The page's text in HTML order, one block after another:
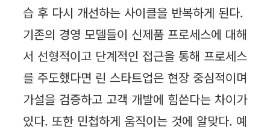
습 후 다시 개선하는 사이클을 반복하게 된다.
기존의 경영 모델들이 신제품 프로세스에 대해
서 선형적이고 단계적인 접근을 통해 프로세스
를 주도했다면 린 스타트업은 현장 중심적이며
가설을 검증하고 고객 개발에 힘쓴다는 차이가
있다. 또한 민첩하게 움직이는 것에 알맞다. 예